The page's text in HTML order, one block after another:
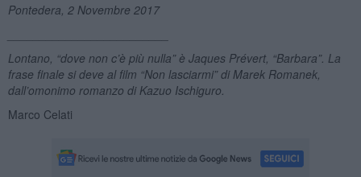
Pontedera, 2 Novembre 2017
Lontano, “dove non c’è più nulla” è Jaques Prévert, “Barbara”. La
frase finale si deve al film “Non lasciarmi” di Marek Romanek,
dall’omonimo romanzo di Kazuo Ischiguro.
Marco Celati